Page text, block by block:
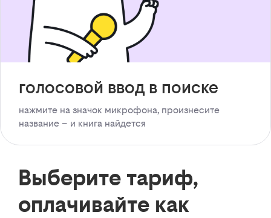
голосовой ввод в поиске
нажмите на значок микрофона, произнесите
название – и книга найдется
Выберите тариф,
оплачивайте как